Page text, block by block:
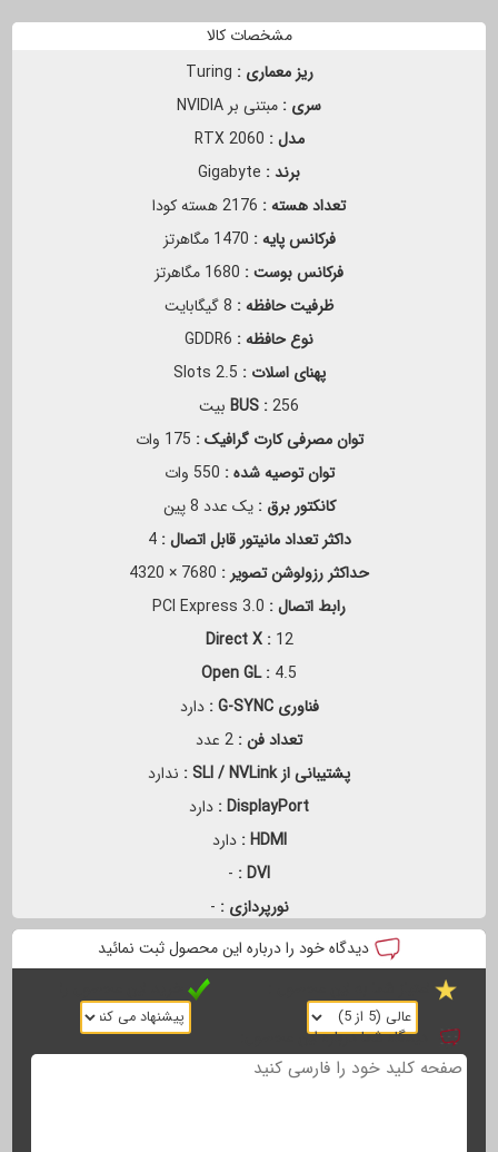
مشخصات کالا
ریز معماری :
سری : مبتنی بر NVIDIA
مدل :
برند : Gigabyte
تعداد هسته :
فرکانس پایه : 1470 مگاهرتز
فرکانس بوست : 1680 مگاهرتز
ظرفیت حافظه :
نوع حافظه : GDDR6
پهنای اسلات :
BUS :256 بیت
توان مصرفی کارت گرافیک : 175 وات
توان توصیه شده :
کانکتور برق :یک عدد 8 پین
داکثر تعداد مانیتور قابل اتصال : 4
حداکثر رزولوشن تصویر : 7680 × 4320
رابط اتصال :
Direct X : 12
Open GL : 4.5
فناوری G-SYNC :
دارد
تعداد فن :
پشتیبانی از SLI / NVLink :
ندارد
DisplayPort : دارد
HDMI : دارد
DVI :
-
نورپردازی : -
دیدگاه خود را درباره این محصول ثبت نمائید
دیدگاه شما درباره این محصول: